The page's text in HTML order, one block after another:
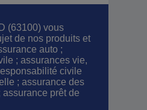
(63100) vous
de nos produits et
auto ;
; assurances vie,
civile
; assurance des
prêt de